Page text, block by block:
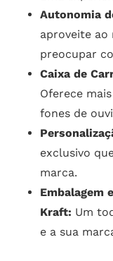
Autonomia
aproveite ao
preocupar
Caixa de
Oferece
fones de
exclusivo
marca.
Embalagem
Kraft: Um
e a sua